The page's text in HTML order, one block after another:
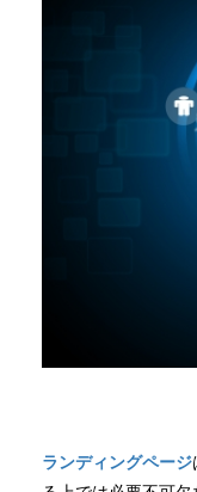
ランディングページ